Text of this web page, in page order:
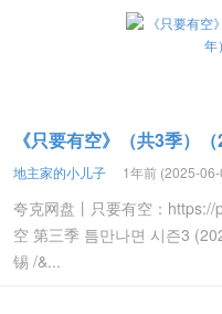
《只要有空》（共3季）
地主家的小儿子 1年前 (2025-
夸克网盘丨只要有空：
空 第三季 틈만나면 시즌3
锡 /&...